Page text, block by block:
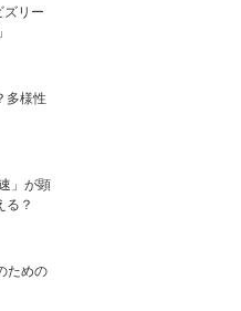
リー
多様性
」が顕
？
ための